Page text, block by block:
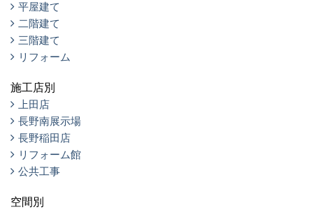
平屋建て
二階建て
三階建て
リフォーム
施工店別
上田店
長野南展示場
長野稲田店
リフォーム館
公共工事
空間別